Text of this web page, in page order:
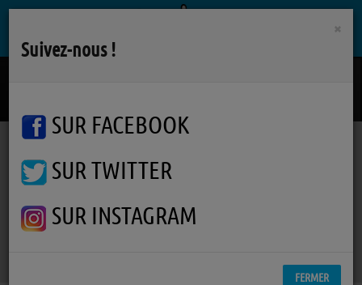
Podcasts Penser local : un enjeu de société
Penser local : un enjeu de
société
×
Suivez-nous !
SUR FACEBOOK
SUR TWITTER
SUR INSTAGRAM
FERMER